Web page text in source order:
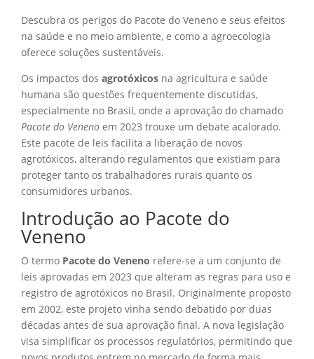
Descubra os perigos do Pacote do Veneno e seus efeitos
na saúde e no meio ambiente, e como a agroecologia
oferece soluções sustentáveis.
Os impactos dos agrotóxicos na agricultura e saúde
humana são questões frequentemente discutidas,
especialmente no Brasil, onde a aprovação do chamado
Pacote do Veneno em 2023 trouxe um debate acalorado.
Este pacote de leis facilita a liberação de novos
agrotóxicos, alterando regulamentos que existiam para
proteger tanto os trabalhadores rurais quanto os
consumidores urbanos.
Introdução ao Pacote do
Veneno
O termo Pacote do Veneno refere-se a um conjunto de
leis aprovadas em 2023 que alteram as regras para uso e
registro de agrotóxicos no Brasil. Originalmente proposto
em 2002, este projeto vinha sendo debatido por duas
décadas antes de sua aprovação final. A nova legislação
visa simplificar os processos regulatórios, permitindo que